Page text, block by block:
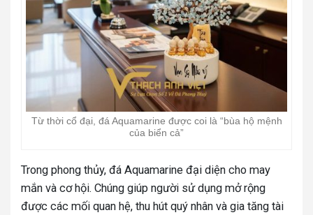
Từ thời cổ đại, đá Aquamarine được coi là “bùa hộ mệnh
của biển cả”
Trong phong thủy, đá Aquamarine đại diện cho may
mắn và cơ hội. Chúng giúp người sử dụng mở rộng
được các mối quan hệ, thu hút quý nhân và gia tăng tài